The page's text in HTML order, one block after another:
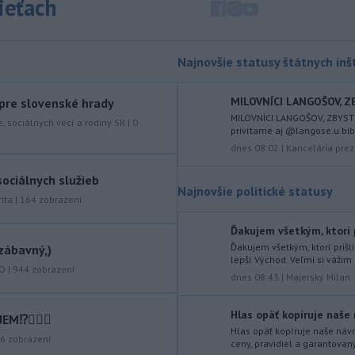
- Litovská pohraničná stráž
slúžiť na nelegálne
prevádzanie migrantov z Bieloruska
na územie tohto členského štátu
kampaň sa vo Francúzsku zamerala
centristického premiéra Attala. Ako
informovala agentúra AFP, odhalil ju
vládny úrad Viginum a s „vysokou
mierou istoty“ pripísal proruskej
Na jednokoľajovom
slovenské hrady
sociálnych vecí a rodiny SR | 0
služieb
| 164 zobrazení
| 944 zobrazení
zobrazení
Najnovšie statusy štátnych
MILOVNÍCI LANGOŠOV,
MILOVNÍCI LANGOŠOV,
privítame aj
dnes 08:02 | Kancelária
Najnovšie politické statusy
Ďakujem všetkým, ktorí
Ďakujem všetkým, ktorí
lepší Východ. Veľmi si
dnes 08:43 | Majerský Milan
Hlas opäť kopíruje naše
Hlas opäť kopíruje naše
ceny, pravidiel a